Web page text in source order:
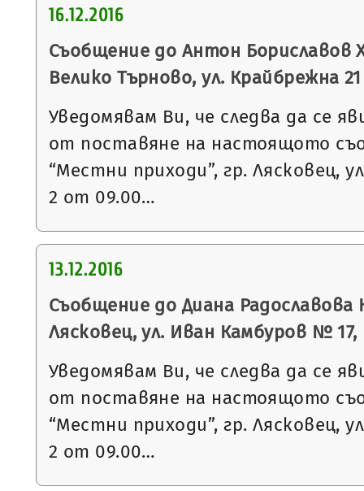
16.12.2016
Съобщение до Антон Бориславов
Велико Търново, ул. Крайбрежна 21
Уведомявам Ви, че следва да се
от поставяне на настоящото
“Местни приходи”, гр. Лясковец,
2 от 09.00…
13.12.2016
Съобщение до Диана Радославова
Лясковец, ул. Иван Камбуров № 17,
Уведомявам Ви, че следва да се
от поставяне на настоящото
“Местни приходи”, гр. Лясковец,
2 от 09.00…